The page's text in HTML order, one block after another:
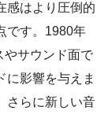
感はより圧倒的
です。1980年
やサウンド面で
に影響を与えま
さらに新しい音